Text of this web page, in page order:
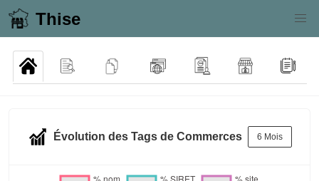
Thise
Évolution des Tags de Commerces 6 Mois